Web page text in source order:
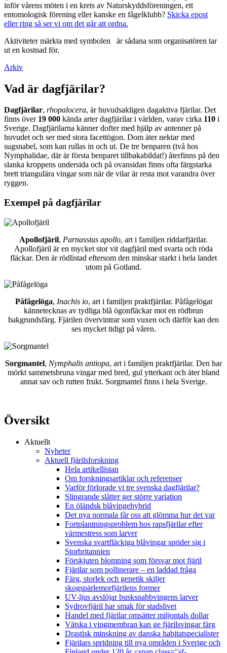
inför vårens möten i en krets av Naturskyddsföreningen, ett
entomologisk förening eller kanske en fågelklubb? Skicka epost
eller ring så ser vi om det går att ordna.
Aktiviteter märkta med symbolen
är sådana som organisatören tar
ut en kostnad för.
Arkiv
Vad är dagfjärilar?
Dagfjärilar, rhopalocera, är huvudsakligen dagaktiva fjärilar. Det
finns över 19 000 kända arter dagfjärilar i världen, varav cirka 110 i
Sverige. Dagfjärilarna känner dofter med hjälp av antenner på
huvudet och ser med stora facettögon. Dom äter nektar med
sugsnabel, som kan rullas in och ut. De tre benparen (två hos
Nymphalidae, där är första benparet tillbakabildat!) återfinns på den
slanka kroppens undersida och på ovansidan finns ofta färgstarka
brett triangulära vingar som när de vilar är resta mot varandra över
ryggen.
Exempel på dagfjärilar
Apollofjäril, Parnassius apollo, art i familjen riddarfjärilar.
Apollofjäril är en mycket stor vit dagfjäril med svarta och röda
fläckar. Den är rödlistad eftersom den minskar starkt i hela landet
utom på Gotland.
Påfågelöga, Inachis io, art i familjen praktfjärilar. Påfågelögat
kännetecknas av tydliga blå ögonfläckar mot en rödbrun
bakgrundsfärg. Fjärilen övervintrar som vuxen och därför kan den
ses mycket tidigt på våren.
Sorgmantel, Nymphalis antiopa, art i familjen praktfjärilar. Den har
mörkt sammetsbruna vingar med bred, gul ytterkant och äter bland
annat sav och rutten frukt. Sorgmantel finns i hela Sverige.
Översikt
Aktuellt
Nyheter
Aktuell fjärilsforskning
Hela artikellistan
Om forskningsartiklar och referenser
Varför förlorade vi tre svenska dagfjärilar?
Slingrande slåtter ger större variation
En öländsk blåvingehybrid
Det nya normala får oss att glömma hur det var
Fortplantningsproblem hos rapsfjärilar efter
värmestress som larver
Svenska svartfläckiga blåvingar sprider sig i
Storbritannien
Förskjuten blomning som försvar mot fjäril
Fjärilar som pollinerare – en laddad fråga
Färg, storlek och genetik skiljer
skogspärlemorfjärilens former
UV-ljus avslöjar busksnabbvingens larver
Sydrovfjäril har smak för stadslivet
Handel med fjärilar omsätter miljontals dollar
Vätska i vingmembran kan ge fjärilsvingar färg
Drastisk minskning av danska habitatspecialister
Fjärilars spridning till nya områden i Sverige och